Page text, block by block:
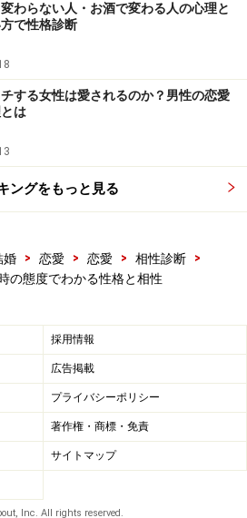
わらない人・お酒で変わる人の心理と
で性格診断
する女性は愛されるのか？男性の恋愛
は
ングをもっと見る
婚 > 恋愛 > 恋愛 > 相性診断
>
の態度でわかる性格と相性
採用情報
広告掲載
プライバシーポリシー
著作権・商標・免責
サイトマップ
Inc. All rights reserved.